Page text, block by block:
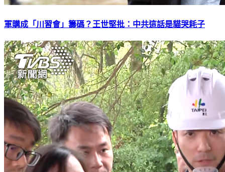
軍購成「川習會」籌碼？王世堅批：中共這話是貓哭耗子